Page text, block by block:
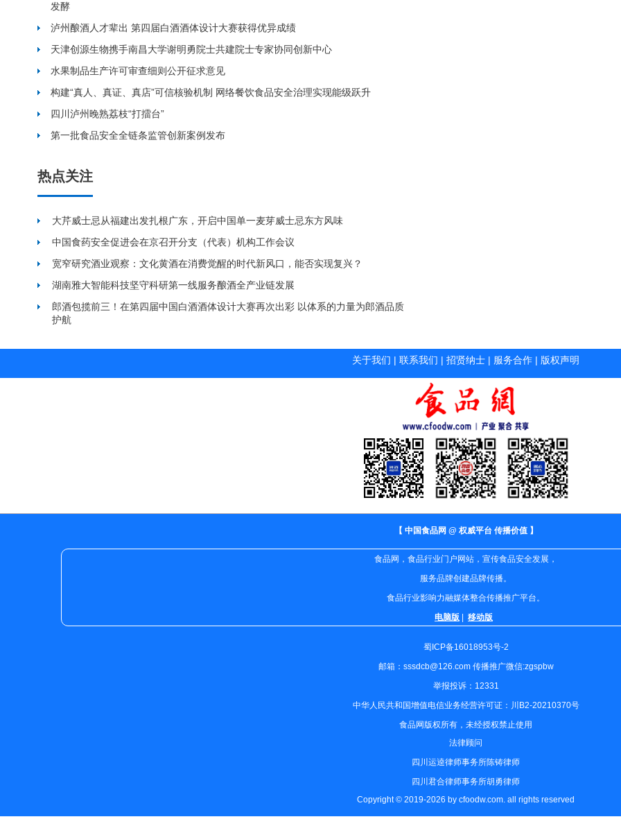
发酵
泸州酿酒人才辈出 第四届白酒酒体设计大赛获得优异成绩
天津创源生物携手南昌大学谢明勇院士共建院士专家协同创新中心
水果制品生产许可审查细则公开征求意见
构建“真人、真证、真店”可信核验机制 网络餐饮食品安全治理实现能级跃升
四川泸州晚熟荔枝“打擂台”
第一批食品安全全链条监管创新案例发布
热点关注
大芹威士忌从福建出发扎根广东，开启中国单一麦芽威士忌东方风味
中国食药安全促进会在京召开分支（代表）机构工作会议
宽窄研究酒业观察：文化黄酒在消费觉醒的时代新风口，能否实现复兴？
湖南雅大智能科技坚守科研第一线服务酿酒全产业链发展
郎酒包揽前三！在第四届中国白酒酒体设计大赛再次出彩 以体系的力量为郎酒品质
护航
关于我们 | 联系我们 | 招贤纳士 | 服务合作 | 版权声明
【 中国食品网 @ 权威平台 传播价值 】
食品网，食品行业门户网站，宣传食品安全发展，
服务品牌创建品牌传播。
食品行业影响力融媒体整合传播推广平台。
电脑版| 移动版
蜀ICP备16018953号-2
邮箱：sssdcb@126.com 传播推广微信:zgspbw
举报投诉：12331
中华人民共和国增值电信业务经营许可证：川B2-20210370号
食品网版权所有，未经授权禁止使用
法律顾问
四川运逵律师事务所陈铸律师
四川君合律师事务所胡勇律师
Copyright © 2019-2026 by cfoodw.com. all rights reserved